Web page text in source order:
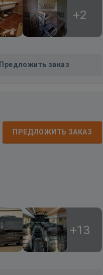
+2
Предложить заказ
ПРЕДЛОЖИТЬ ЗАКАЗ
+13